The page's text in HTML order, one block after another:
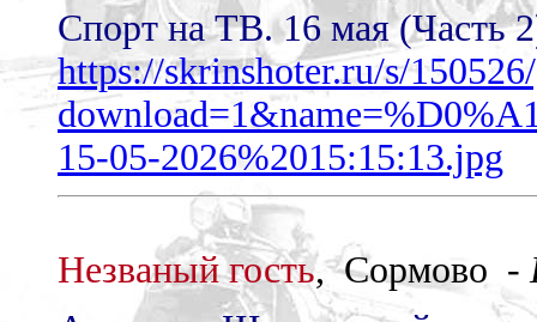
Спорт на ТВ. 16 мая (Часть
https://skrinshoter.ru/s/
15-05-2026%2015:15:13.jpg
Незваный гость, Сормово -